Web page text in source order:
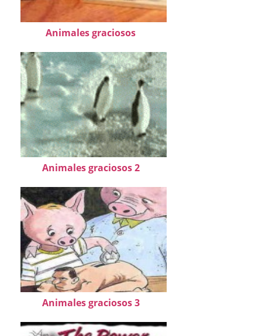
Animales graciosos
Animales graciosos 2
Animales graciosos 3